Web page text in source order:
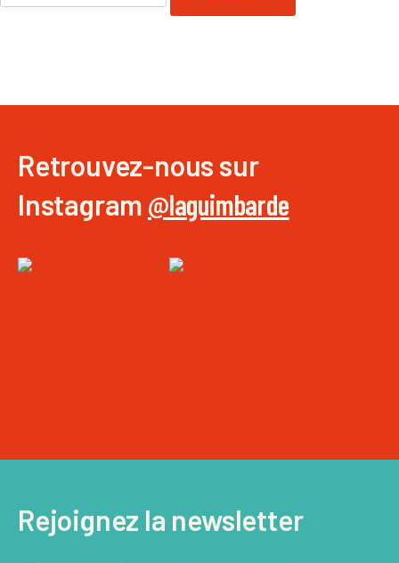
Retrouvez-nous sur
Instagram @laguimbarde
Rejoignez la newsletter